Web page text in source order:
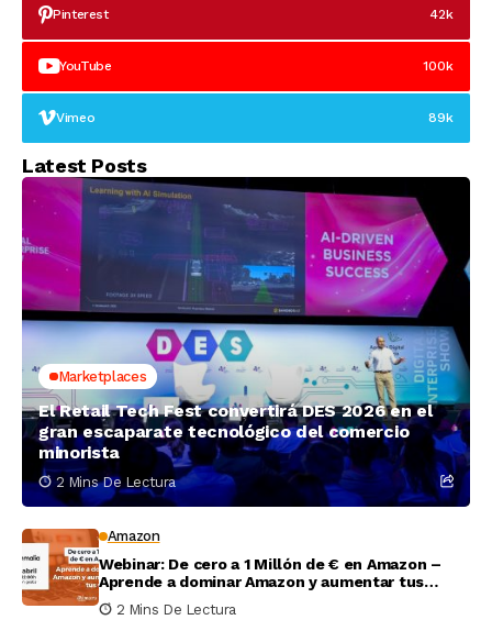
Pinterest 42k
YouTube 100k
Vimeo 89k
Latest Posts
Marketplaces
El Retail Tech Fest convertirá DES 2026 en el
gran escaparate tecnológico del comercio
minorista
2 Mins De Lectura
Amazon
Webinar: De cero a 1 Millón de € en Amazon –
Aprende a dominar Amazon y aumentar tus
ventas
2 Mins De Lectura